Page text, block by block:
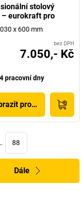
stolový
– eurokraft pro
x 600 mm
bez DPH
7.050,- Kč
pracovní dny
produkt
88
Dále